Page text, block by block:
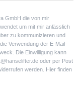
GmbH die von mir
um mit mir anlässlich
zu kommunizieren und
Verwendung der E-Mail-
Die Einwilligung kann
oder per Post
werden. Hier finden